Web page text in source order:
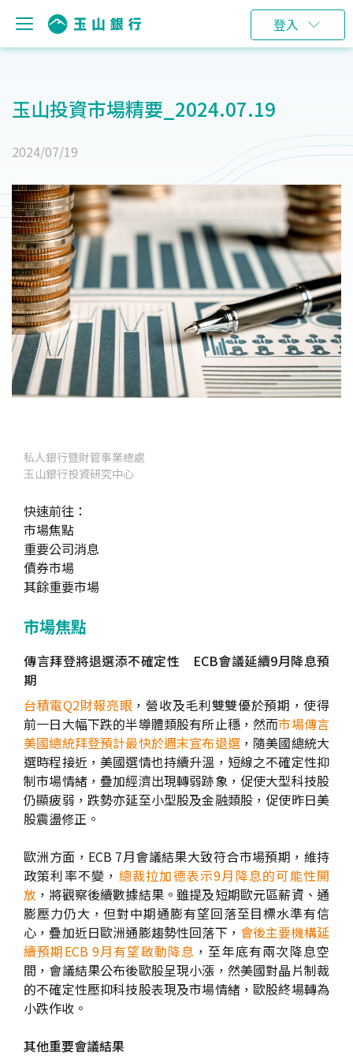
登入
玉山投資市場精要_2024.07.19
2024/07/19
私人銀行暨財管事業總處
玉山銀行投資研究中心
快速前往：
市場焦點
重要公司消息
債券市場
其餘重要市場
市場焦點
傳言拜登將退選添不確定性 ECB會議延續9月降息預
期
台積電Q2財報亮眼 ，營收及毛利雙雙優於預期，使得
前一日大幅下跌的半導體類股有所止穩，然而市場傳言
美國總統拜登預計最快於週末宣布退選，隨美國總統大
選時程接近，美國選情也持續升溫，短線之不確定性抑
制市場情緒，疊加經濟出現轉弱跡象，促使大型科技股
仍顯疲弱，跌勢亦延至小型股及金融類股，促使昨日美
股震盪修正。
歐洲方面，ECB 7月會議結果大致符合市場預期，維持
政策利率不變， 總裁拉加德表示9月降息的可能性開
放 ，將觀察後續數據結果。雖提及短期歐元區薪資、通
膨壓力仍大，但對中期通膨有望回落至目標水準有信
心，疊加近日歐洲通膨趨勢性回落下， 會後主要機構延
續預期ECB 9月有望啟動降息 ，至年底有兩次降息空
間，會議結果公布後歐股呈現小漲，然美國對晶片制裁
的不確定性壓抑科技股表現及市場情緒，歐股終場轉為
小跌作收。
其他重要會議結果